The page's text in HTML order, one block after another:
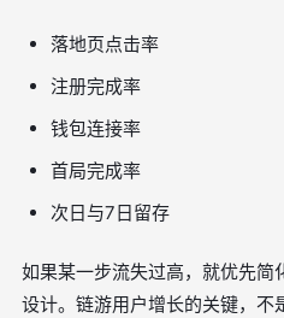
落地页点击率
注册完成率
钱包连接率
首局完成率
次日与7日留存
如果某一步流失过高，就优先简
设计。链游用户增长的关键，不